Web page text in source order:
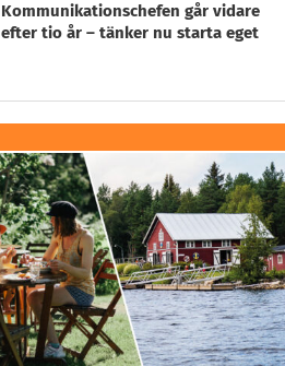
Kommunikationschefen går vidare
efter tio år – tänker nu starta eget